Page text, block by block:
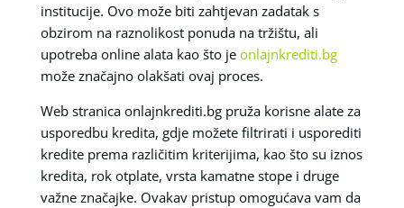
institucije. Ovo može biti zahtjevan zadatak s
obzirom na raznolikost ponuda na tržištu, ali
upotreba online alata kao što je onlajnkrediti.bg
može značajno olakšati ovaj proces.
Web stranica onlajnkrediti.bg pruža korisne alate za
usporedbu kredita, gdje možete filtrirati i usporediti
kredite prema različitim kriterijima, kao što su iznos
kredita, rok otplate, vrsta kamatne stope i druge
važne značajke. Ovakav pristup omogućava vam da